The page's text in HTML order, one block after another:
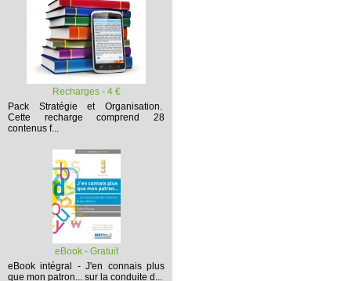
Recharges - 4 €
Pack Stratégie et Organisation.
Cette recharge comprend 28
contenus f...
eBook - Gratuit
eBook intégral - J'en connais plus
que mon patron... sur la conduite d...